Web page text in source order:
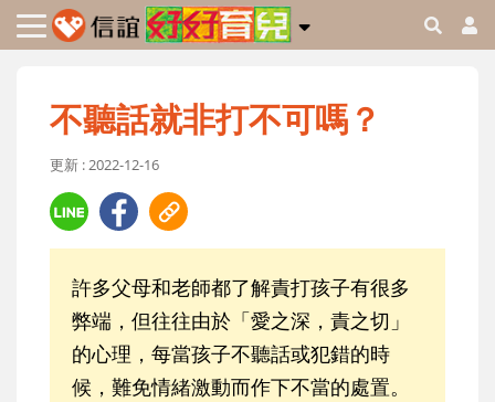
不聽話就非打不可嗎？
更新 : 2022-12-16
許多父母和老師都了解責打孩子有很多
弊端，但往往由於「愛之深，責之切」
的心理，每當孩子不聽話或犯錯的時
候，難免情緒激動而作下不當的處置。